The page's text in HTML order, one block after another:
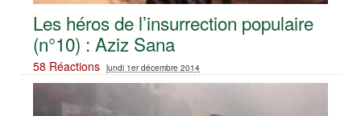
Les héros de l’insurrection populaire
(n°10) : Aziz Sana
58 Réactions lundi 1er décembre 2014